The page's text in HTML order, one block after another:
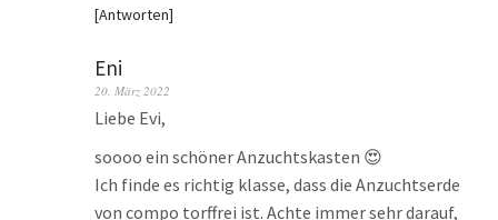
Antworten
Eni
20. März 2022
Liebe Evi,
soooo ein schöner Anzuchtskasten 😍
Ich finde es richtig klasse, dass die Anzuchtserde
von compo torffrei ist. Achte immer sehr darauf,